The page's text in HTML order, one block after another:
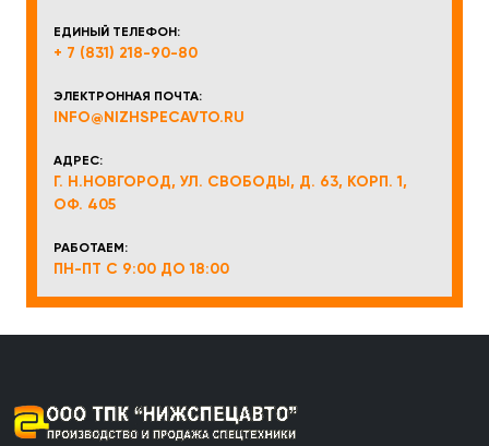
ЕДИНЫЙ ТЕЛЕФОН:
+ 7 (831) 218-90-80
ЭЛЕКТРОННАЯ ПОЧТА:
INFO@NIZHSPECAVTO.RU
АДРЕС:
Г. Н.НОВГОРОД, УЛ. СВОБОДЫ, Д. 63, КОРП. 1,
ОФ. 405
РАБОТАЕМ:
ПН-ПТ С 9:00 ДО 18:00